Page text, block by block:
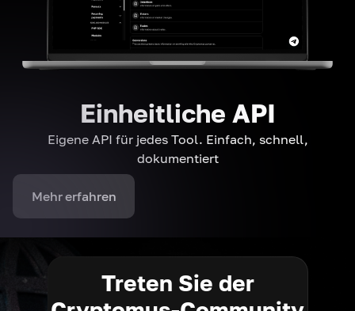
Einheitliche API
Eigene API für jedes Tool. Einfach, schnell,
dokumentiert
Mehr erfahren
Treten Sie der